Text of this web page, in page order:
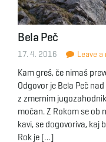
Bela Peč
17. 4. 2016 Leave a
Kam greš, če nimaš
Odgovor je Bela Peč
z zmernim
močan. Z Rokom se ob
kavi, se dogovoriva, kaj
Rok je […]